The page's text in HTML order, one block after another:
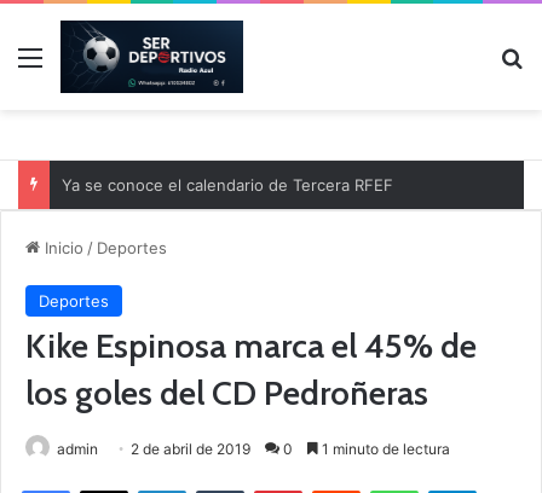
Menú
Ya se conoce el calendario de Tercera RFEF
Inicio / Deportes
Deportes
Kike Espinosa marca el 45% de
los goles del CD Pedroñeras
admin 2 de abril de 2019 0 1 minuto de lectura